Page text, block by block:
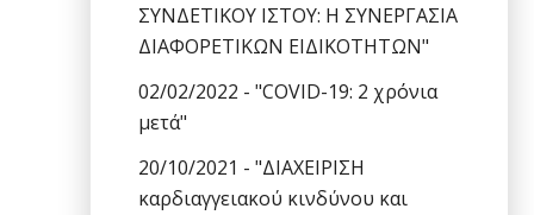
ΣΥΝΔΕΤΙΚΟΥ ΙΣΤΟΥ: Η ΣΥΝΕΡΓΑΣΙΑ
ΔΙΑΦΟΡΕΤΙΚΩΝ ΕΙΔΙΚΟΤΗΤΩΝ"
02/02/2022 - "COVID-19: 2 χρόνια
μετά"
20/10/2021 - "ΔΙΑΧΕΙΡΙΣΗ
καρδιαγγειακού κινδύνου και